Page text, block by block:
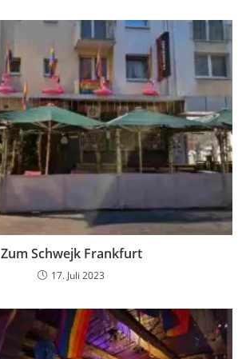
Zum Schwejk Frankfurt
17. Juli 2023